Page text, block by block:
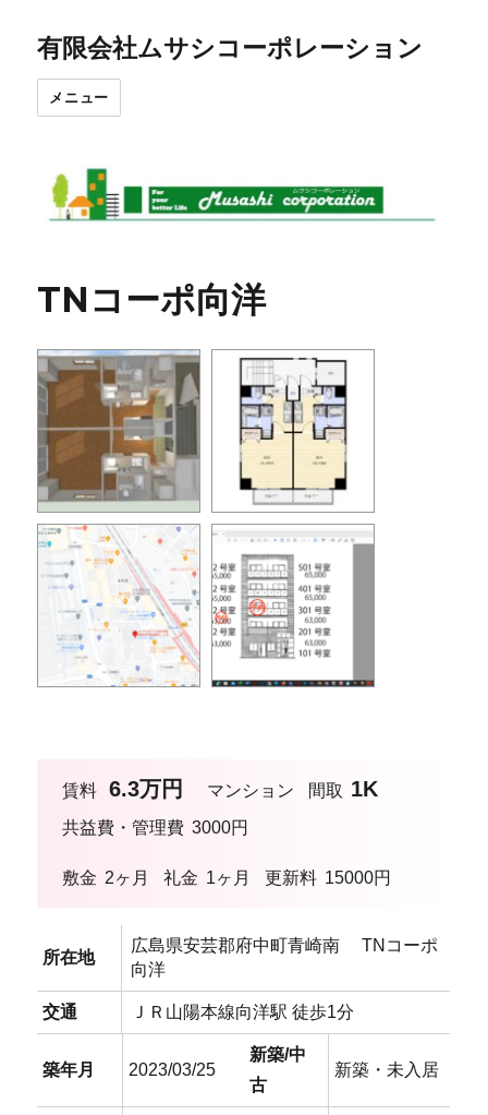
有限会社ムサシコーポレーション
メニュー
TNコーポ向洋
賃料 6.3万円 マンション 間取 1K
共益費・管理費 3000円
敷金 2ヶ月 礼金 1ヶ月 更新料 15000円
所在地
広島県安芸郡府中町青崎南 TNコーポ
向洋
交通 ＪＲ山陽本線向洋駅 徒歩1分
築年月 2023/03/25
新築/中
古
新築・未入居